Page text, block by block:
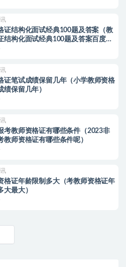
证结构化面试经典100题及答案（教
结构化面试经典100题及答案百度网
证笔试成绩保留几年（小学教师资格
绩保留几年）
考教师资格证有哪些条件（2023非
教师资格证有哪些条件呢）
格证年龄限制多大（考教师资格证年
大最大）